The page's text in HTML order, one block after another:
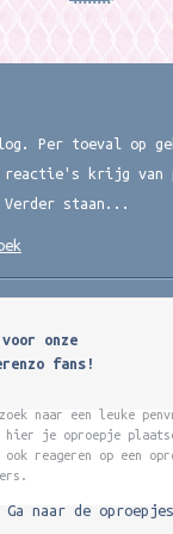
Per toeval op
reactie's krijg van
staan...
onze
fans!
naar een leuke
hier je oproepje
reageren op een
Ga naar de oproepjes